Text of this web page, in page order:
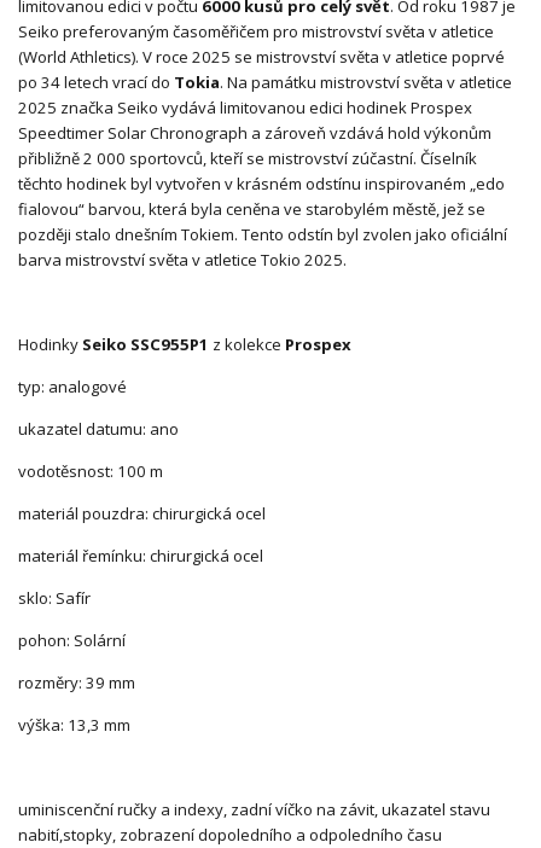
limitovanou edici v počtu 6000 kusů pro celý svět. Od roku 1987 je
Seiko preferovaným časoměřičem pro mistrovství světa v atletice
(World Athletics). V roce 2025 se mistrovství světa v atletice poprvé
po 34 letech vrací do Tokia. Na památku mistrovství světa v atletice
2025 značka Seiko vydává limitovanou edici hodinek Prospex
Speedtimer Solar Chronograph a zároveň vzdává hold výkonům
přibližně 2 000 sportovců, kteří se mistrovství zúčastní. Číselník
těchto hodinek byl vytvořen v krásném odstínu inspirovaném „edo
fialovou“ barvou, která byla ceněna ve starobylém městě, jež se
později stalo dnešním Tokiem. Tento odstín byl zvolen jako oficiální
barva mistrovství světa v atletice Tokio 2025.
Hodinky Seiko SSC955P1 z kolekce Prospex
typ: analogové
ukazatel datumu: ano
vodotěsnost: 100 m
materiál pouzdra: chirurgická ocel
materiál řemínku: chirurgická ocel
sklo: Safír
pohon: Solární
rozměry: 39 mm
výška: 13,3 mm
uminiscenční ručky a indexy, zadní víčko na závit, ukazatel stavu
nabití,stopky, zobrazení dopoledního a odpoledního času